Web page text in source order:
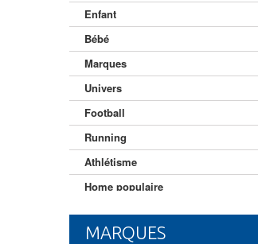
Enfant
Bébé
Marques
Univers
Football
Running
Athlétisme
Home populaire
Mixte adulte
MARQUES